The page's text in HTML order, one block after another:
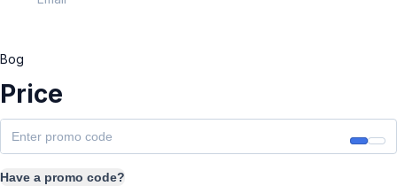
Bog
Price
Have a promo code?